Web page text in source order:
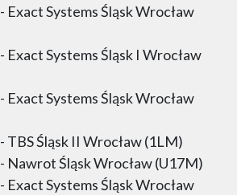
- Exact Systems Śląsk Wrocław
- Exact Systems Śląsk I Wrocław
- Exact Systems Śląsk Wrocław
- TBS Śląsk II Wrocław (1LM)
- Nawrot Śląsk Wrocław (U17M)
- Exact Systems Śląsk Wrocław